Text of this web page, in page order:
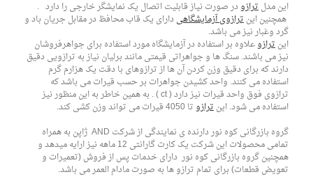
این مدلترازودر صورت نیاز قابلیت اتصال یک نمایشگر خارجی را دارد .
همچنین اینترازوی آزمایشگاهی دارای یک قاب محافظ در مقابل جریان باد و
گرد وغبار نیز می باشد.
اینترازوعلاوه بر استفاده در آزمایشگاه مورد استفاده برای جواهرفروشان
نیز می باشند. سنگ ها و جواهراتی قیمتی مانند برلیان نیاز به ترازویی دقیق
دارند که برای دقیق وزن کردن آن ها از ترازوهای با دقت یک هزارم گرم
استفاده می کنند. واحد کشیدن جواهرات بر حسب قیرات می باشد که
ترازوی فوق واحد قیرات نیز دارد ( ct ) . به همین خاطر به این منظور نیز
استفاده می شود. اینترازوتا 4050 قیرات می تواند وزن کشی کند.
گروه بازرگانی کوه نور دارنده ی نمایندگی از شرکت AND ژاپن به همراه
تمامی محصولات این شرکت یک کارت گارانتی 12 ماهه نیز ارایه میدهد و
همچنین گروه بازرگانی کوه نور دارای خدمات پس از فروش (تعمیرات و
تعویض قطعات) برای تمام ترازو ها به صورت مادام العمر می باشد.